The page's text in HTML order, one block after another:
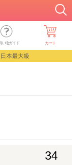
い物ガイド カート
本最大級
34